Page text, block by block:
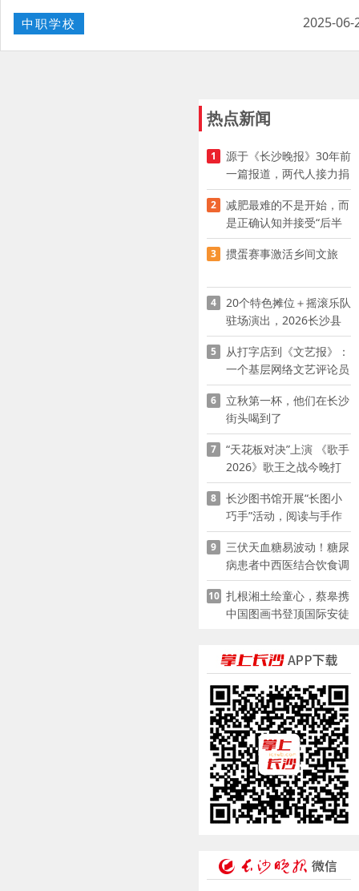
中职学校 2025-06-
热点新闻
1
源于《长沙晚报》30年前
一篇报道，两代人接力捐
资助学
2
减肥最难的不是开始，而
是正确认知并接受“后半
程”
3 掼蛋赛事激活乡间文旅
4
20个特色摊位＋摇滚乐队
驻场演出，2026长沙县
夜市嘉年华启幕
5
从打字店到《文艺报》：
一个基层网络文艺评论员
的突围
6
立秋第一杯，他们在长沙
街头喝到了
7
“天花板对决”上演 《歌手
2026》歌王之战今晚打
响
8
长沙图书馆开展“长图小
巧手”活动，阅读与手作
赋能少儿暑期成长
9
三伏天血糖易波动！糖尿
病患者中西医结合饮食调
养指南
10 扎根湘土绘童心，蔡皋携
中国图画书登顶国际安徒